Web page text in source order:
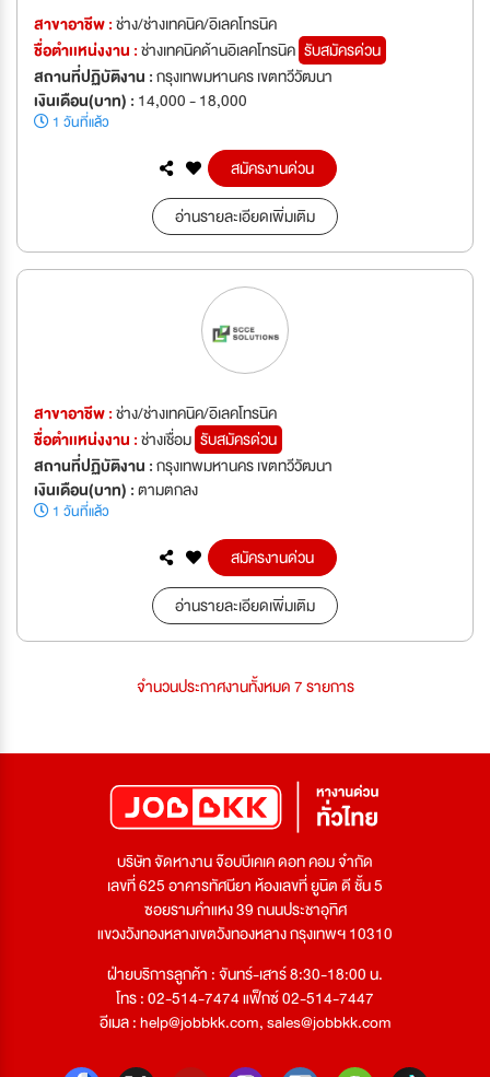
สาขาอาชีพ :ช่าง/ช่างเทคนิค/อิเลคโทรนิค
ชื่อตำเเหน่งงาน :ช่างเทคนิคด้านอิเลคโทรนิค รับสมัครด่วน
สถานที่ปฏิบัติงาน :กรุงเทพมหานคร เขตทวีวัฒนา
เงินเดือน(บาท) : 14,000 - 18,000
1 วันที่แล้ว
สมัครงานด่วน
อ่านรายละเอียดเพิ่มเติม
สาขาอาชีพ :ช่าง/ช่างเทคนิค/อิเลคโทรนิค
ชื่อตำเเหน่งงาน :ช่างเชื่อม รับสมัครด่วน
สถานที่ปฏิบัติงาน :กรุงเทพมหานคร เขตทวีวัฒนา
เงินเดือน(บาท) :ตามตกลง
1 วันที่แล้ว
สมัครงานด่วน
อ่านรายละเอียดเพิ่มเติม
จำนวนประกาศงานทั้งหมด 7 รายการ
บริษัท จัดหางาน จ๊อบบีเคเค ดอท คอม จำกัด
เลขที่ 625 อาคารทัศนียา ห้องเลขที่ ยูนิต ดี ชั้น 5
ซอยรามคำแหง 39 ถนนประชาอุทิศ
แขวงวังทองหลางเขตวังทองหลาง กรุงเทพฯ 10310
ฝ่ายบริการลูกค้า : จันทร์-เสาร์ 8:30-18:00 น.
โทร : 02-514-7474 แฟ็กซ์ 02-514-7447
อีเมล :help@jobbkk.com,sales@jobbkk.com